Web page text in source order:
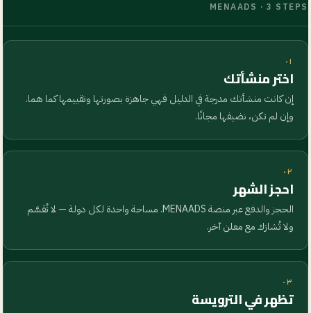
MENAADS · 3 STEPS
٠١
اختر منشأتك
إن كانت منشأتك مدرجة في الدليل فهي جاهزة بصورتها وتقييمها كما هما.
وإن لم تكن، نضيفها مجانًا.
٠٢
احجز الشهر
الحجز والدفع عبر منصة MENAADS. مساحة واحدة لكل دولة — لا تُقسَّم
ولا تُشارَك مع معلن آخر.
٠٣
تظهر في الترويسة